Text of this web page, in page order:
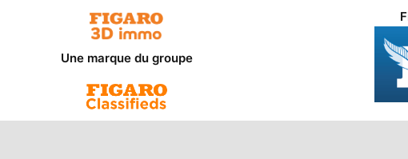
Une marque du groupe